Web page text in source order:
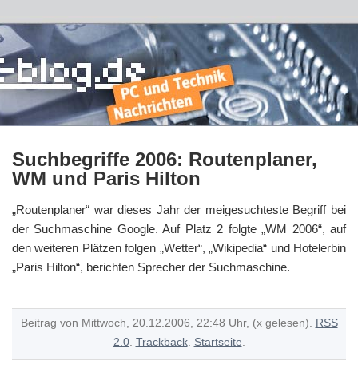
Suchbegriffe 2006: Routenplaner,
WM und Paris Hilton
„Routenplaner“ war dieses Jahr der meigesuchteste Begriff bei
der Suchmaschine Google. Auf Platz 2 folgte „WM 2006“, auf
den weiteren Plätzen folgen „Wetter“, „Wikipedia“ und Hotelerbin
„Paris Hilton“, berichten Sprecher der Suchmaschine.
Beitrag von Mittwoch, 20.12.2006, 22:48 Uhr, (x gelesen). RSS
2.0. Trackback. Startseite.